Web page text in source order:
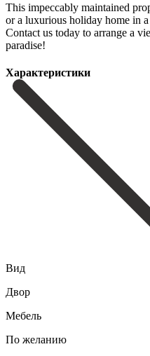
This impeccably maintained
or ‌a luxurious holiday home in
Contact ‌us today ‌to arrange a
‌paradise!
Характеристики
Вид
Двор
Мебель
По желанию